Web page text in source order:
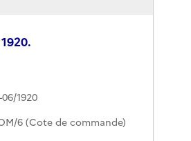
1920
6 (Cote de commande)